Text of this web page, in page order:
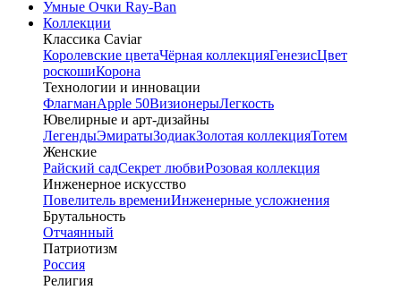
Умные Очки Ray-Ban
Коллекции
Классика Caviar
Королевские цветаЧёрная коллекцияГенезисЦвет
роскошиКорона
Технологии и инновации
ФлагманApple 50ВизионерыЛегкость
Ювелирные и арт-дизайны
ЛегендыЭмиратыЗодиакЗолотая коллекцияТотем
Женские
Райский садСекрет любвиРозовая коллекция
Инженерное искусство
Повелитель времениИнженерные усложнения
Брутальность
Отчаянный
Патриотизм
Россия
Религия